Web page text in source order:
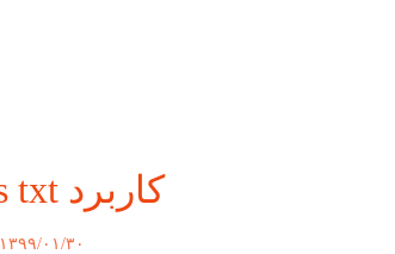
کاربرد Robots txt
۱۳۹۹/۰۱/۳۰